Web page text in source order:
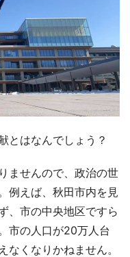
はなんでしょう？
せんので、政治の世
例えば、秋田市内を見
、市の中央地区ですら
市の人口が20万人台
なくなりかねません。